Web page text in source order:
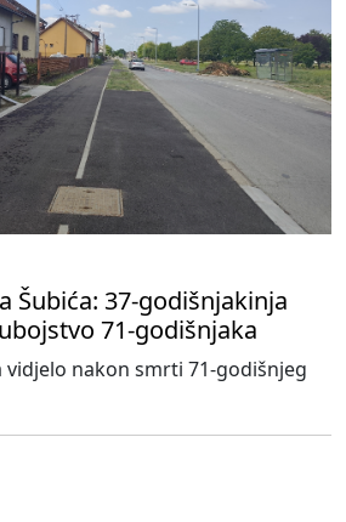
Šubića: 37-godišnjakinja
71-godišnjaka
vidjelo nakon smrti 71-godišnjeg